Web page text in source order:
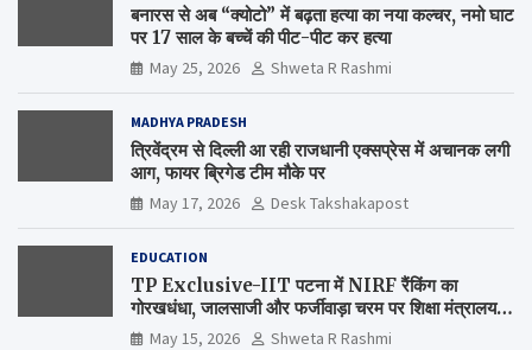
बनारस से अब “क्योटो” में बढ़ता हत्या का नया कल्चर, नमो घाट
पर 17 साल के बच्चें की पीट-पीट कर हत्या
May 25, 2026 Shweta R Rashmi
MADHYA PRADESH
त्रिवेंद्रम से दिल्ली आ रही राजधानी एक्सप्रेस में अचानक लगी
आग, फायर ब्रिगेड टीम मौके पर
May 17, 2026 Desk Takshakapost
EDUCATION
TP Exclusive-IIT पटना में NIRF रैंकिंग का
गोरखधंधा, जालसाजी और फर्जीवाड़ा चरम पर शिक्षा मंत्रालय
कब जागेगा ?
May 15, 2026 Shweta R Rashmi